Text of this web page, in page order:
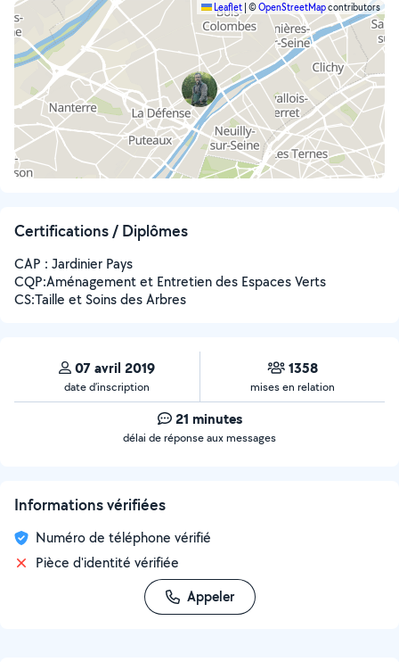
Leaflet ©OpenStreetMapcontributors
Certifications / Diplômes
CAP : Jardinier Pays
CQP:Aménagement et Entretien des Espaces Verts
CS:Taille et Soins des Arbres
07 avril 2019
date d’inscription
1358
mises en relation
21 minutes
délai de réponse aux messages
Informations vérifiées
Numéro de téléphone vérifié
Pièce d'identité vérifiée
Appeler